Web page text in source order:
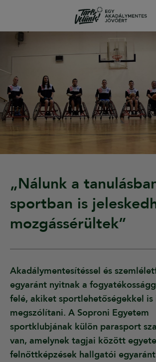
„Nálunk a
sportban is
mozgássérültek”
Akadálymentesítéssel és
egyaránt nyitnak a
felé, akiket sportlehetőségekkel is
megszólítani. A Soproni Egyetem
sportklubjának külön parasport
van, amelynek tagjai között
felnőttképzések hallgatói